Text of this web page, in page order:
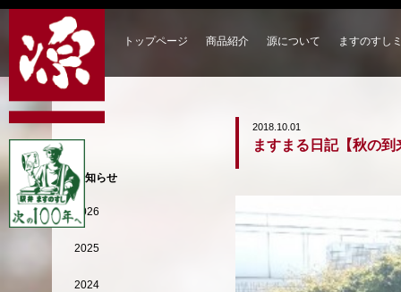
トップページ 商品紹介 源について ますのすし
2018.10.01
ますまる日記【秋の到
お知らせ
2026
2025
2024